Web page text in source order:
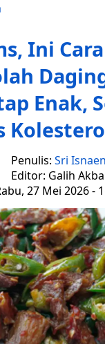
Ini
Enak,
Penulis: Sri
Editor: Galih
27 Mei 2026 -